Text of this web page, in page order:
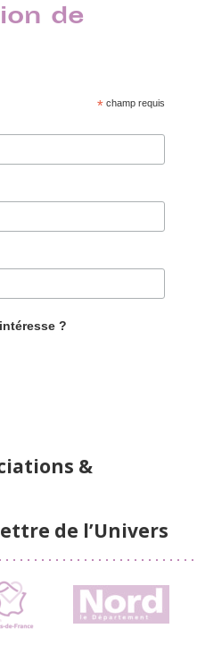
de
* champ requis
?
&
de l’Univers